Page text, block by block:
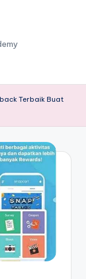
Terbaik Buat